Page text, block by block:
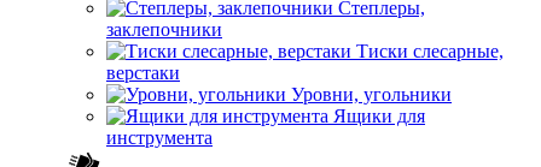
Степлеры,
заклепочники
Тиски слесарные,
верстаки
Уровни, угольники
Ящики для
инструмента